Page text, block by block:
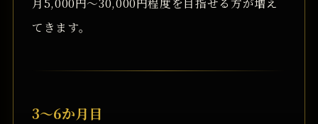
てきます。
3〜6か月目